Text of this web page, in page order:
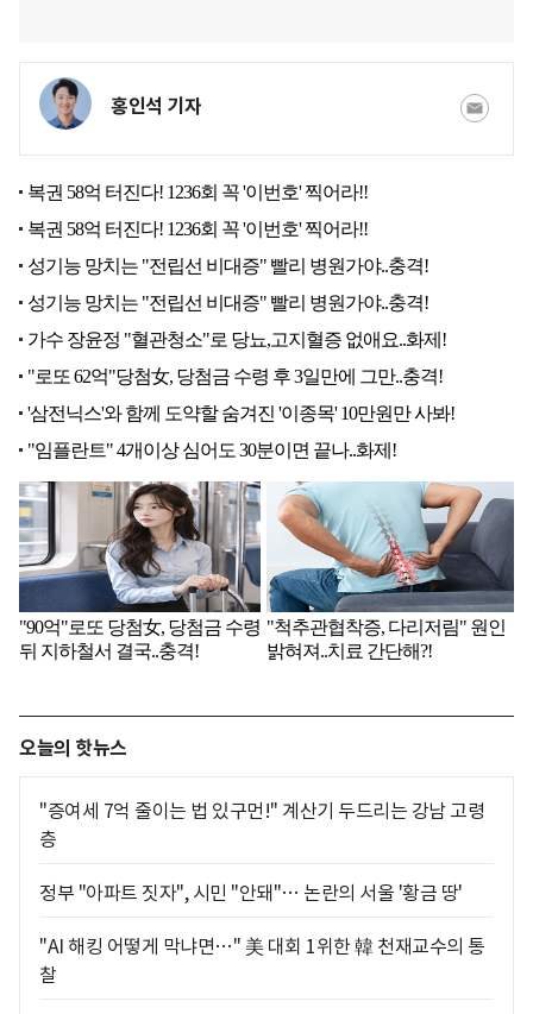
홍인석 기자
오늘의 핫뉴스
"증여세 7억 줄이는 법 있구먼!" 계산기 두드리는 강남 고령
층
정부 "아파트 짓자", 시민 "안돼"… 논란의 서울 '황금 땅'
"AI 해킹 어떻게 막냐면…" 美 대회 1위한 韓 천재교수의 통
찰